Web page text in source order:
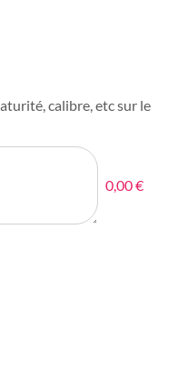
calibre, etc sur le
0,00 €